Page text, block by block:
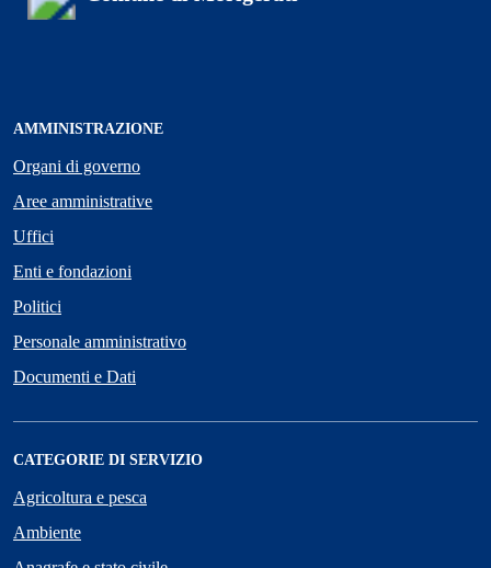
AMMINISTRAZIONE
Organi di governo
Aree amministrative
Uffici
Enti e fondazioni
Politici
Personale amministrativo
Documenti e Dati
CATEGORIE DI SERVIZIO
Agricoltura e pesca
Ambiente